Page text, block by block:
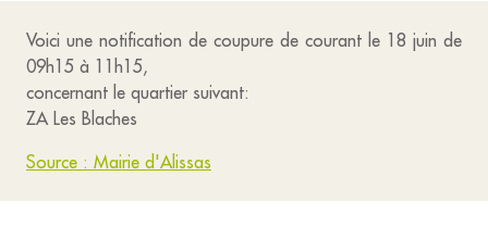
Voici une notification de coupure de courant le 18 juin de
09h15 à 11h15,
concernant le quartier suivant:
ZA Les Blaches
Source : Mairie d'Alissas